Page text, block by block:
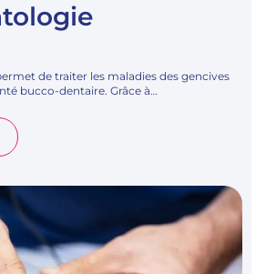
de traiter les maladies des gencives
bucco-dentaire. Grâce à…
PARODONTOLOGIE